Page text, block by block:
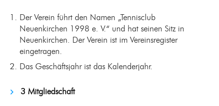
Der Verein führt den Namen „Tennisclub
Neuenkirchen 1998 e. V.“ und hat seinen Sitz in
Neuenkirchen. Der Verein ist im Vereinsregister
eingetragen.
Das Geschäftsjahr ist das Kalenderjahr.
3 Mitgliedschaft